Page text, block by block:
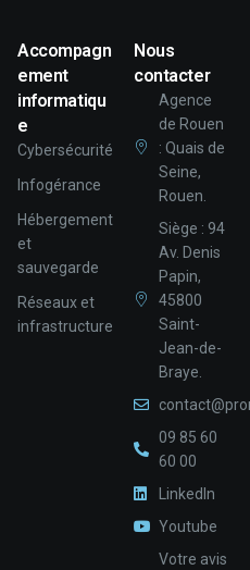
Accompagn
ement
informatiqu
e
Cybersécurité
Infogérance
Hébergement
et
sauvegarde
Réseaux et
infrastructure
Nous
contacter
Agence
de Rouen
: Quais de
Seine,
Rouen.
Siège : 94
Av. Denis
Papin,
45800
Saint-
Jean-de-
Braye.
09 85 60
60 00
LinkedIn
Youtube
Votre avis